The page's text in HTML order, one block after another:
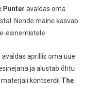
Punter avaldas oma
Nende maine kasvab
esinemistele.
avaldas aprillis oma uue
ja alustab õhtu
kontserdil The